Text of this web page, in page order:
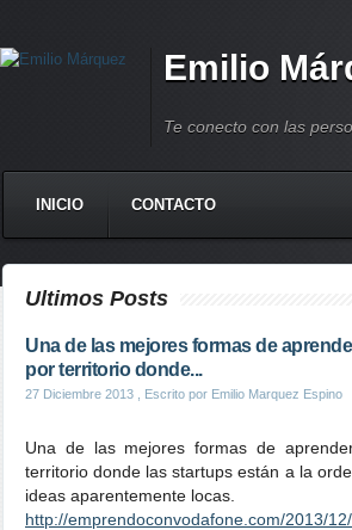
Emilio
Te conecto con las
INICIO CONTACTO
Ultimos Posts
Una de las mejores formas de
por territorio donde...
27 Diciembre 2013 , Escrito por Emilio Marquez Espino
Una de las mejores formas de
territorio donde las startups están a la
ideas aparentemente locas.
http://emprendoconvodafone.com/2013/